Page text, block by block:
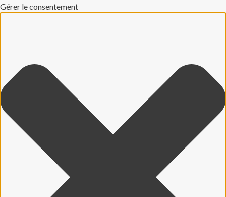
Gérer le consentement